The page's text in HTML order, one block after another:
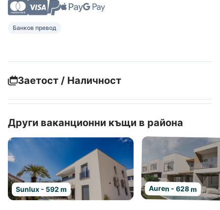
Банков превод
Заетост / Наличност
Други ваканционни къщи в района
Sunlux - 592 m Auren - 628 m